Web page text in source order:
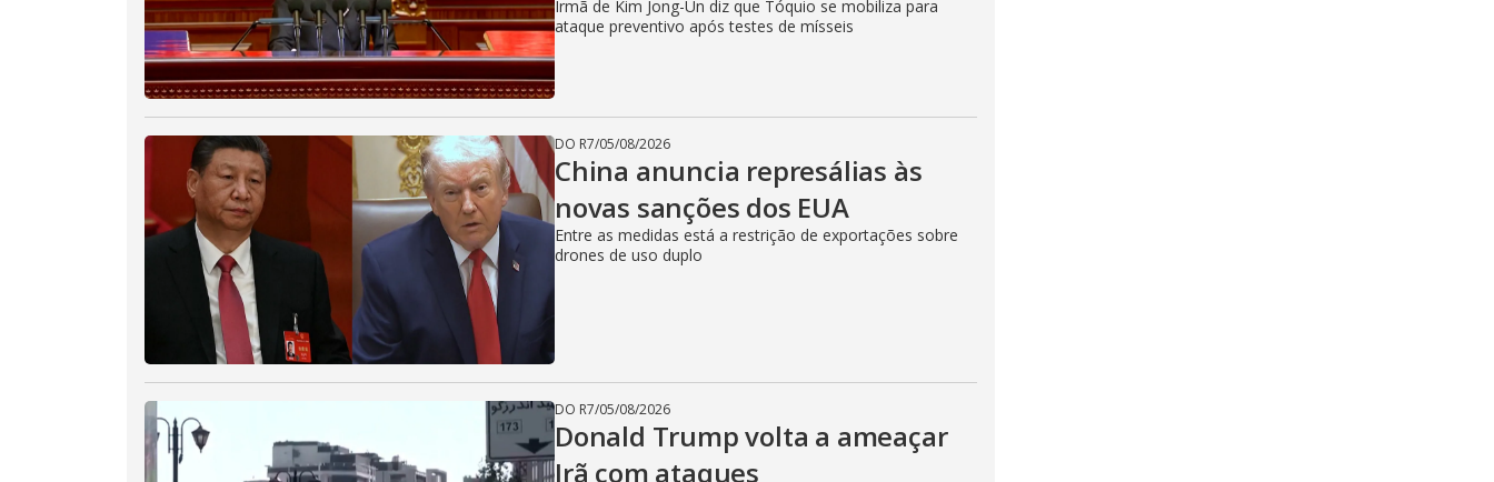
Irmã de Kim Jong-Un diz que Tóquio se mobiliza para
ataque preventivo após testes de mísseis
DO R7/05/08/2026
China anuncia represálias às
novas sanções dos EUA
Entre as medidas está a restrição de exportações sobre
drones de uso duplo
DO R7/05/08/2026
Donald Trump volta a ameaçar
Irã com ataques